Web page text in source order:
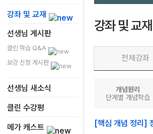
강좌 및 교재
선생님 게시판
클린 학습 Q&A
보강 신청 게시판
선생님 새소식
클린 수강평
메가 캐스트
강좌 및 교재
전체강좌
개념원리
단계별 개념학습
[핵심 개념 정리]